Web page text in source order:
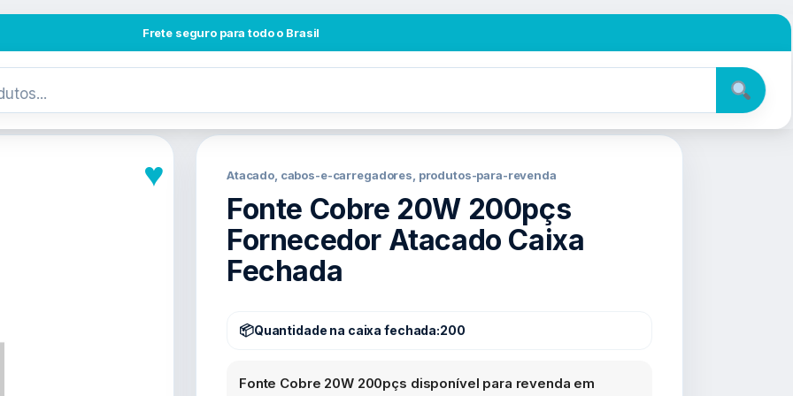
Frete seguro para todo o Brasil
♥ Atacado, cabos-e-carregadores, produtos-para-revenda
Fonte Cobre 20W 200pçs
Fornecedor Atacado Caixa
Fechada
Quantidade na caixa fechada:200
Fonte Cobre 20W 200pçs disponível para revenda em